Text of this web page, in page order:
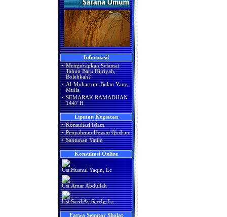
Informasi!
· Mengucapkan Selamat
Tahun Baru Hijriyah,
Bolehkah?
· Al-Muharrom Bulan Yang
Mulia
· SEMARAK RAMADHAN
1447 H
Liputan Kegiatan
· Konsultasi Islam
· Penyaluran Hewan Qurban
· Santunan Yatim
Konsultasi Online
Ust.Husnul Yaqin, Lc
Ust.Amar Abdullah
Ust.Saed As-Saedy, Lc
Fatwa Seputar Sholat